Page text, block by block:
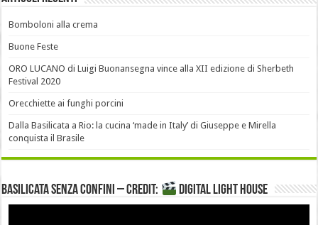
Bomboloni alla crema
Buone Feste
ORO LUCANO di Luigi Buonansegna vince alla XII edizione di Sherbeth
Festival 2020
Orecchiette ai funghi porcini
Dalla Basilicata a Rio: la cucina ‘made in Italy’ di Giuseppe e Mirella
conquista il Brasile
Basilicata senza confini – Credit: DIGITAL LIGHT HOUSE